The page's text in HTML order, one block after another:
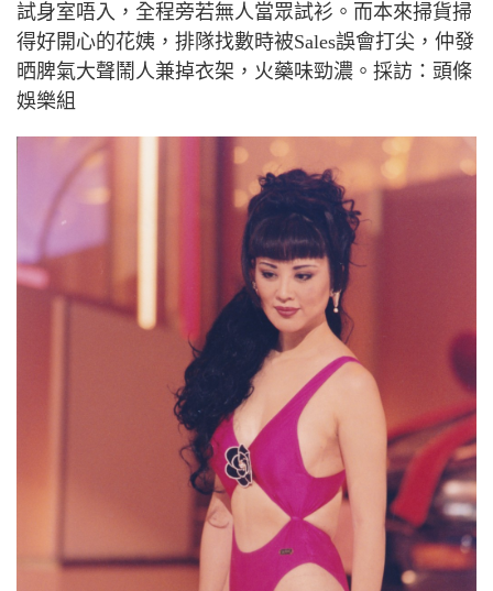
試身室唔入，全程旁若無人當眾試衫。而本來掃貨掃
得好開心的花姨，排隊找數時被Sales誤會打尖，仲發
晒脾氣大聲鬧人兼掉衣架，火藥味勁濃。採訪：頭條
娛樂組